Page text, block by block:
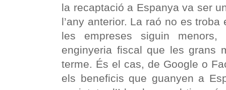
la recaptació a Espanya va ser
l’any anterior. La raó no es
les empreses siguin
enginyeria fiscal que les grans
terme. És el cas, de Google o
els beneficis que guanyen a